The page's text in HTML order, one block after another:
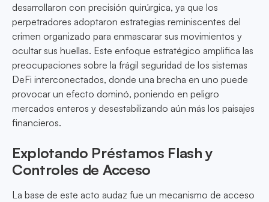
desarrollaron con precisión quirúrgica, ya que los
perpetradores adoptaron estrategias reminiscentes del
crimen organizado para enmascarar sus movimientos y
ocultar sus huellas. Este enfoque estratégico amplifica las
preocupaciones sobre la frágil seguridad de los sistemas
DeFi interconectados, donde una brecha en uno puede
provocar un efecto dominó, poniendo en peligro
mercados enteros y desestabilizando aún más los paisajes
financieros.
Explotando Préstamos Flash y
Controles de Acceso
La base de este acto audaz fue un mecanismo de acceso